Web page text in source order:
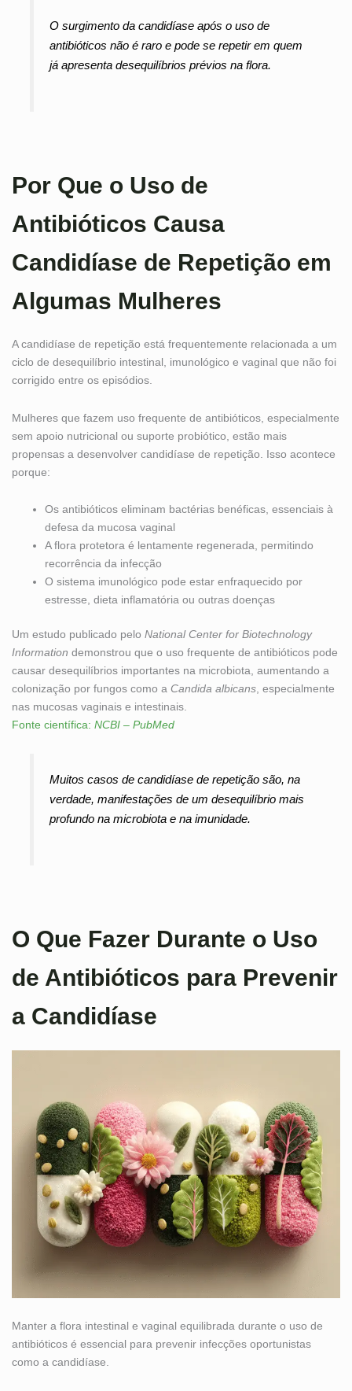
O surgimento da candidíase após o uso de
antibióticos não é raro e pode se repetir em quem
já apresenta desequilíbrios prévios na flora.
Por Que o Uso de
Antibióticos Causa
Candidíase de Repetição em
Algumas Mulheres
A candidíase de repetição está frequentemente relacionada a um
ciclo de desequilíbrio intestinal, imunológico e vaginal que não foi
corrigido entre os episódios.
Mulheres que fazem uso frequente de antibióticos, especialmente
sem apoio nutricional ou suporte probiótico, estão mais
propensas a desenvolver candidíase de repetição. Isso acontece
porque:
Os antibióticos eliminam bactérias benéficas, essenciais à
defesa da mucosa vaginal
A flora protetora é lentamente regenerada, permitindo
recorrência da infecção
O sistema imunológico pode estar enfraquecido por
estresse, dieta inflamatória ou outras doenças
Um estudo publicado pelo National Center for Biotechnology
Information demonstrou que o uso frequente de antibióticos pode
causar desequilíbrios importantes na microbiota, aumentando a
colonização por fungos como a Candida albicans, especialmente
nas mucosas vaginais e intestinais.
Fonte científica: NCBI – PubMed
Muitos casos de candidíase de repetição são, na
verdade, manifestações de um desequilíbrio mais
profundo na microbiota e na imunidade.
O Que Fazer Durante o Uso
de Antibióticos para Prevenir
a Candidíase
Manter a flora intestinal e vaginal equilibrada durante o uso de
antibióticos é essencial para prevenir infecções oportunistas
como a candidíase.